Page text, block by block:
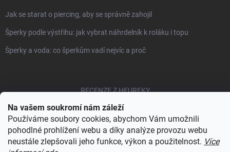
Na vašem soukromí nám záleží
Používáme soubory cookies, abychom Vám umožnili
pohodlné prohlížení webu a díky analýze provozu webu
neustále zlepšovali jeho funkce, výkon a použitelnost. Více
Jak se starat o piercing, aby se správně zahojil
Šperky podle výstřihu: jak vybrat náhrdelník k roláku i topu
Šperky a voda: co šperkům vadí nejvíc a proč
RECENZE Z HEUREKY
Copyright 2026 Sylviene. Všechna práva vyhrazena.Upravit nastavení
cookies